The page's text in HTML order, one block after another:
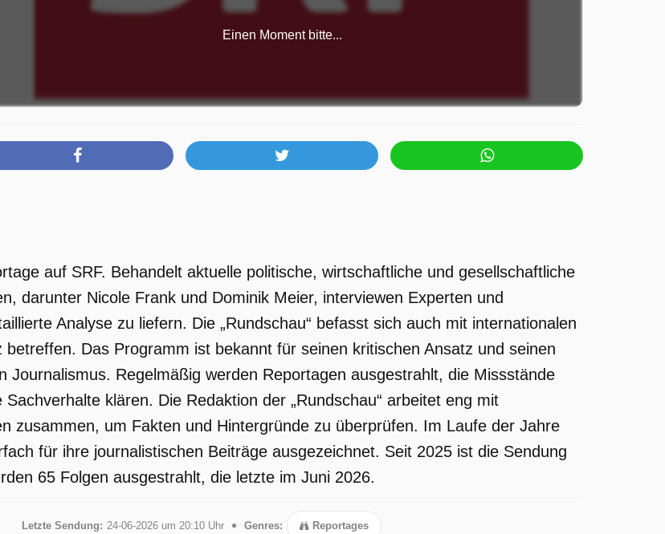
Einen Moment bitte...
auf SRF. Behandelt aktuelle politische, wirtschaftliche und gesellschaftliche
darunter Nicole Frank und Dominik Meier, interviewen Experten und
Analyse zu liefern. Die „Rundschau“ befasst sich auch mit internationalen
betreffen. Das Programm ist bekannt für seinen kritischen Ansatz und seinen
Journalismus. Regelmäßig werden Reportagen ausgestrahlt, die Missstände
klären. Die Redaktion der „Rundschau“ arbeitet eng mit
zusammen, um Fakten und Hintergründe zu überprüfen. Im Laufe der Jahre
für ihre journalistischen Beiträge ausgezeichnet. Seit 2025 ist die Sendung
65 Folgen ausgestrahlt, die letzte im Juni 2026.
Letzte Sendung: 24-06-2026 um 20:10 Uhr Genres: Reportages